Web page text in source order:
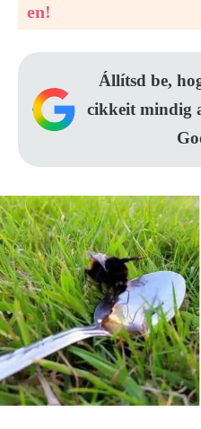
en!
Állítsd be,
cikkeit mindig